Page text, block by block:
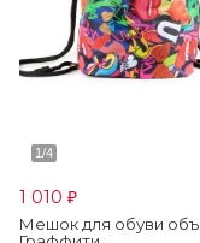
1 010 ₽
Мешок для обуви